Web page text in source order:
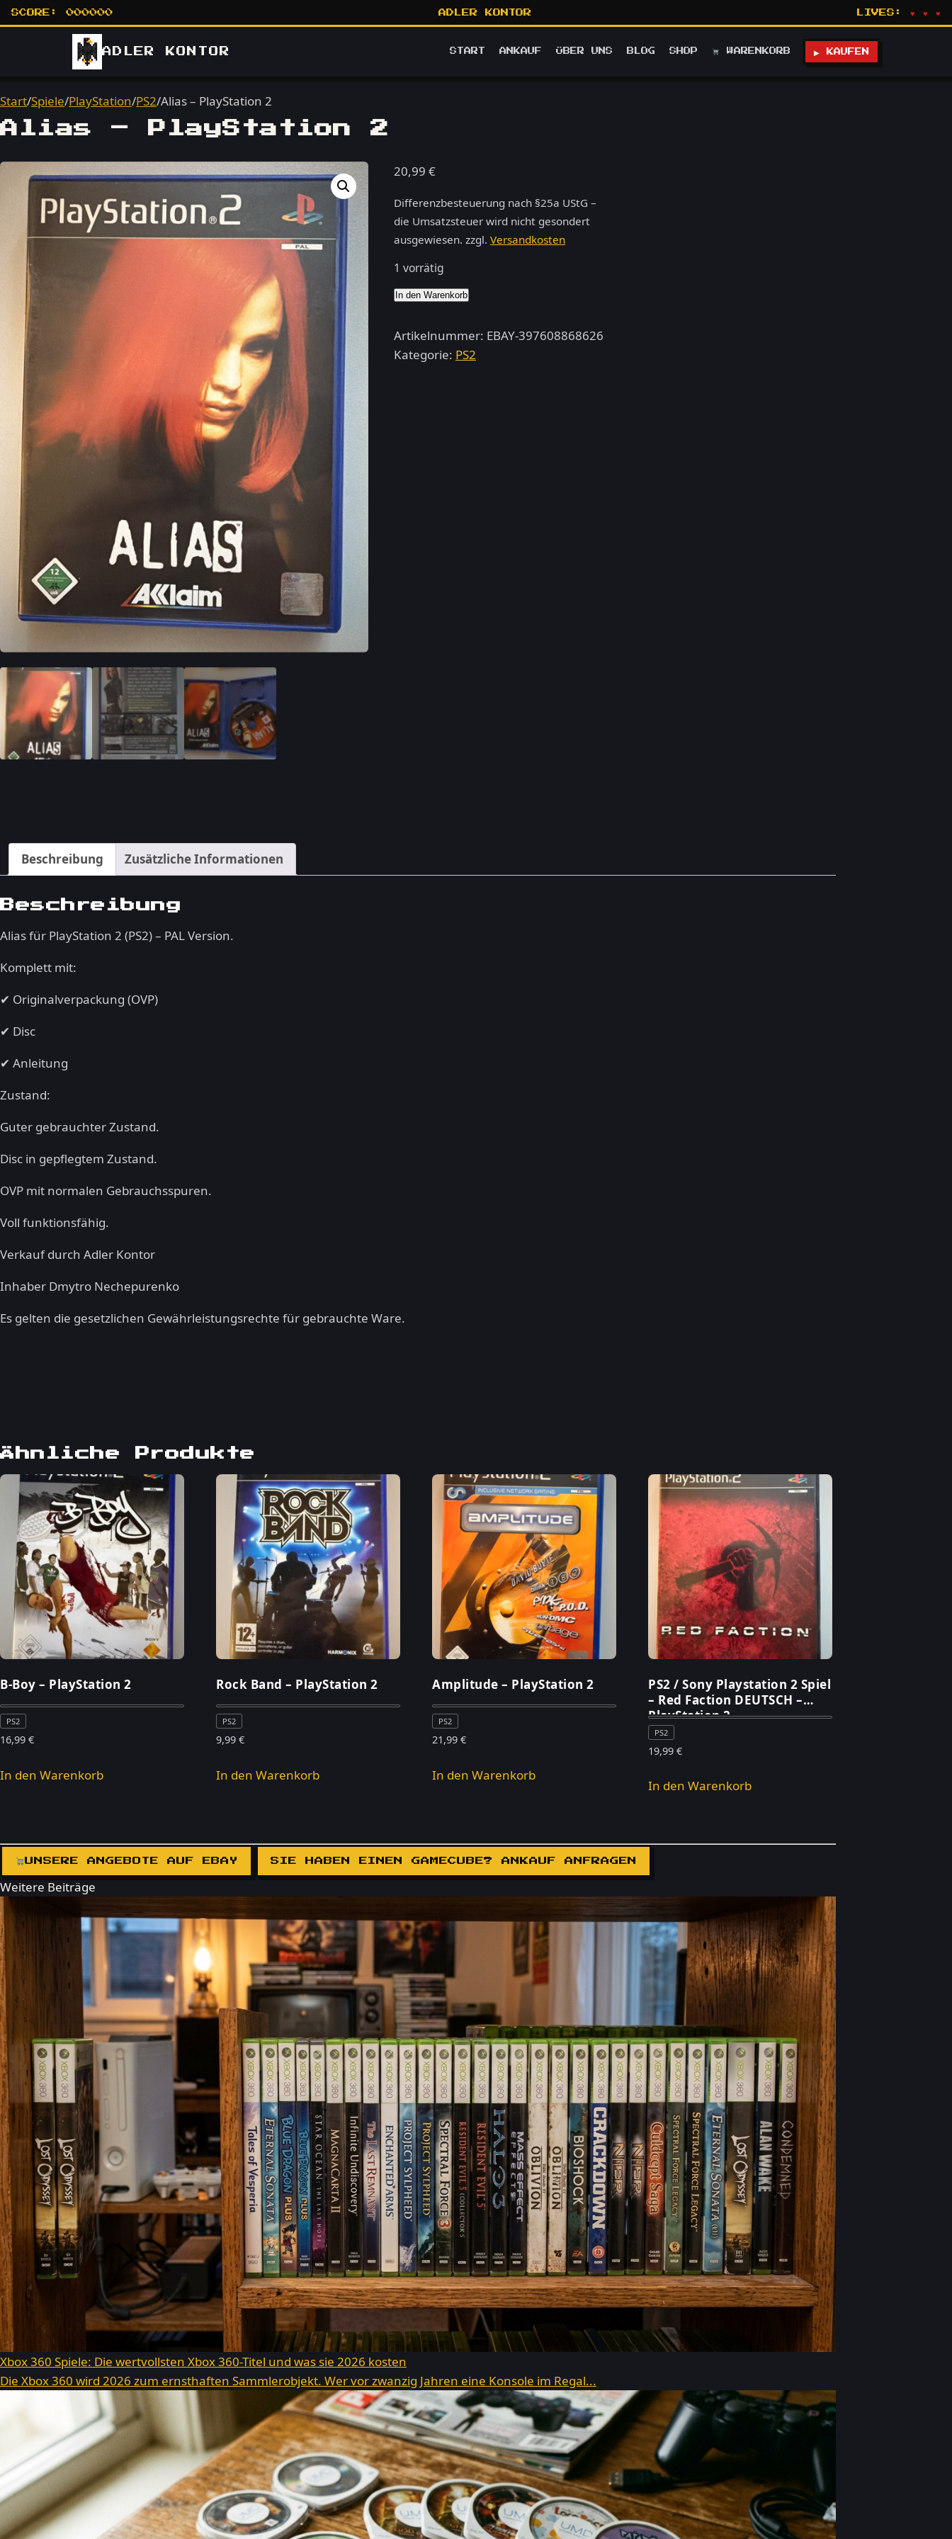
SCORE: 000000 ADLER KONTOR LIVES: ♥ ♥ ♥
ADLER KONTOR START ANKAUF ÜBER UNS BLOG SHOP WARENKORB ▶ KAUFEN
Start/Spiele/PlayStation/PS2/Alias – PlayStation 2
Alias – PlayStation 2
20,99 €
Differenzbesteuerung nach §25a UStG –
die Umsatzsteuer wird nicht gesondert
ausgewiesen. zzgl. Versandkosten
1 vorrätig
Alias
PlayStation
2
In den Warenkorb
Artikelnummer: EBAY-397608868626
Kategorie: PS2
Beschreibung Zusätzliche Informationen
Beschreibung
Alias für PlayStation 2 (PS2) – PAL Version.
Komplett mit:
✔ Originalverpackung (OVP)
✔ Disc
✔ Anleitung
Zustand:
Guter gebrauchter Zustand.
Disc in gepflegtem Zustand.
OVP mit normalen Gebrauchsspuren.
Voll funktionsfähig.
Verkauf durch Adler Kontor
Inhaber Dmytro Nechepurenko
Es gelten die gesetzlichen Gewährleistungsrechte für gebrauchte Ware.
Ähnliche Produkte
B-Boy – PlayStation 2
PS2
16,99 €
In den Warenkorb
Rock Band – PlayStation 2
PS2
9,99€
In den Warenkorb
Amplitude – PlayStation 2
PS2
21,99€
In den Warenkorb
PS2 / Sony Playstation 2 Spiel
– Red Faction DEUTSCH –
PlayStation 2
PS2
19,99€
In den Warenkorb
UNSERE ANGEBOTE AUF EBAY SIE HABEN EINEN GAMECUBE? ANKAUF ANFRAGEN
Weitere Beiträge
Xbox 360 Spiele: Die wertvollsten Xbox 360-Titel und was sie 2026 kosten
Die Xbox 360 wird 2026 zum ernsthaften Sammlerobjekt. Wer vor zwanzig Jahren eine Konsole im Regal...